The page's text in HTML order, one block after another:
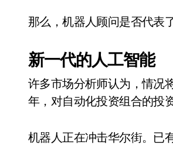
那么，机器人顾问是否代表
新一代的人工智能
许多市场分析师认为，情况
年，对自动化投资组合的投资
机器人正在冲击华尔街。已